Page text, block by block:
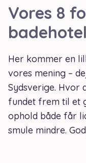
Vores 8
Her kommer en
vores mening –
Sydsverige.
fundet frem til et
ophold både får
smule mindre.